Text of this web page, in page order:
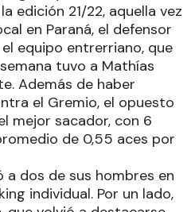
edición 21/22, aquella vez
en Paraná, el defensor
equipo entrerriano, que
tuvo a Mathías
Además de haber
el Gremio, el opuesto
mejor sacador, con 6
de 0,55 aces por
a dos de sus hombres en
individual. Por un lado,